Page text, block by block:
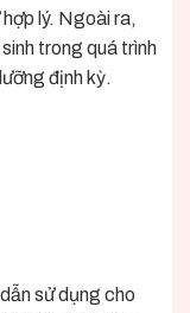
lý. Ngoài ra,
trong quá trình
định kỳ.
sử dụng cho